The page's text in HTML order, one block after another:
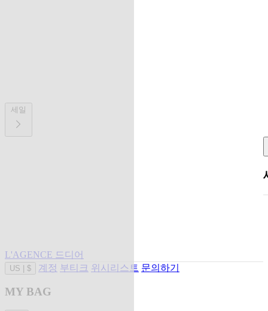
세일
L'AGENCE 드디어
US $ 계정 부티크 위시리스트 문의하기
MY BAG